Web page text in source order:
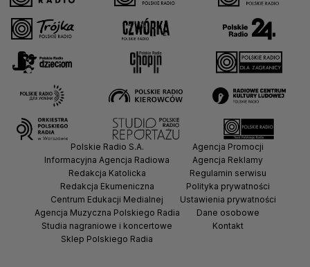
Polskie Radio S.A.
Informacyjna Agencja Radiowa
Redakcja Katolicka
Redakcja Ekumeniczna
Centrum Edukacji Medialnej
Agencja Muzyczna Polskiego Radia
Studia nagraniowe i koncertowe
Sklep Polskiego Radia
Agencja Promocji
Agencja Reklamy
Regulamin serwisu
Polityka prywatności
Ustawienia prywatności
Dane osobowe
Kontakt